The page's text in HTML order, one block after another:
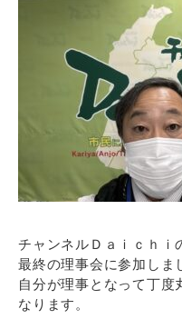
チャンネルＤａｉｃｈｉ
最終の理事会に参加しま
自分が理事となって丁度
なります。